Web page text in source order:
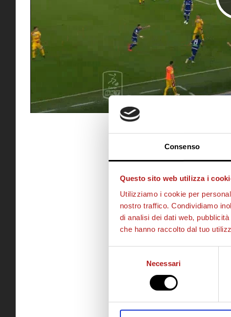
Consenso
Questo sito web utilizza i
Utilizziamo i cookie per
nostro traffico. Condividiamo
di analisi dei dati web,
che hanno raccolto dal tuo
Necessari